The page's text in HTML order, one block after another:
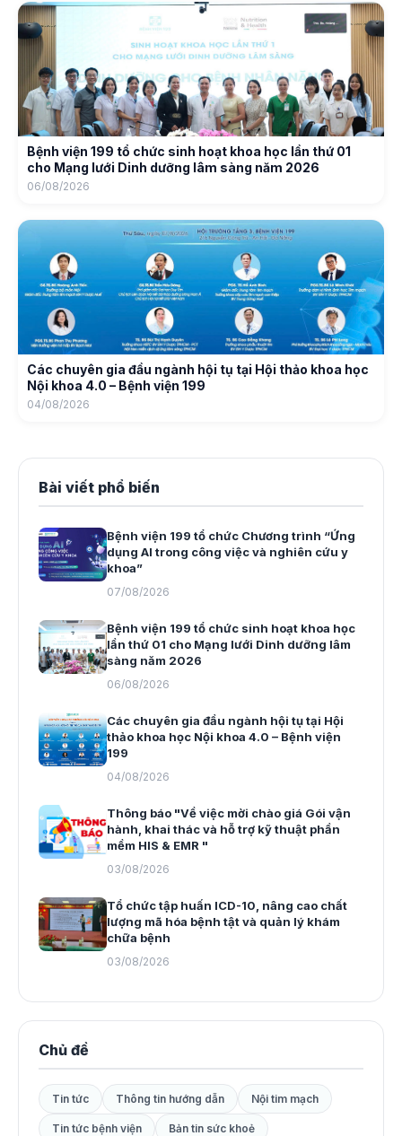
Bệnh viện 199 tổ chức sinh hoạt khoa học lần thứ 01
cho Mạng lưới Dinh dưỡng lâm sàng năm 2026
06/08/2026
Các chuyên gia đầu ngành hội tụ tại Hội thảo khoa học
Nội khoa 4.0 – Bệnh viện 199
04/08/2026
Bài viết phổ biến
Bệnh viện 199 tổ chức Chương trình “Ứng
dụng AI trong công việc và nghiên cứu y
khoa”
07/08/2026
Bệnh viện 199 tổ chức sinh hoạt khoa học
lần thứ 01 cho Mạng lưới Dinh dưỡng lâm
sàng năm 2026
06/08/2026
Các chuyên gia đầu ngành hội tụ tại Hội
thảo khoa học Nội khoa 4.0 – Bệnh viện
199
04/08/2026
Thông báo "Về việc mời chào giá Gói vận
hành, khai thác và hỗ trợ kỹ thuật phần
mềm HIS & EMR "
03/08/2026
Tổ chức tập huấn ICD-10, nâng cao chất
lượng mã hóa bệnh tật và quản lý khám
chữa bệnh
03/08/2026
Chủ đề
Tin tức Thông tin hướng dẫn Nội tim mạch
Tin tức bệnh viện Bản tin sức khoẻ